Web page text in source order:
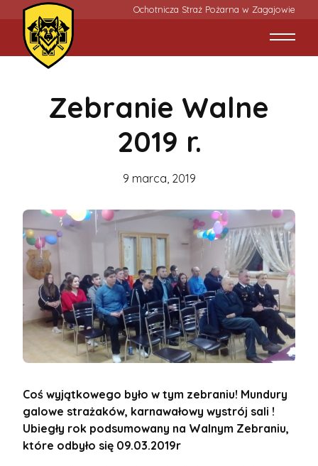
Ochotnicza Straż Pożarna w Zagajowie
Zebranie Walne
2019 r.
9 marca, 2019
Coś wyjątkowego było w tym zebraniu! Mundury
galowe strażaków, karnawałowy wystrój sali !
Ubiegły rok podsumowany na Walnym Zebraniu,
które odbyło się 09.03.2019r